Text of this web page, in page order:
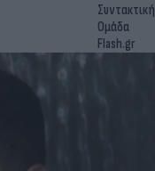
Συντακτική
Ομάδα
Flash.gr